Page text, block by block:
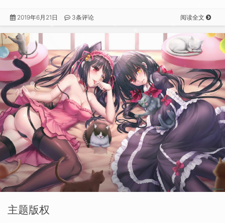
2019年6月21日 3条评论 阅读全文
主题版权